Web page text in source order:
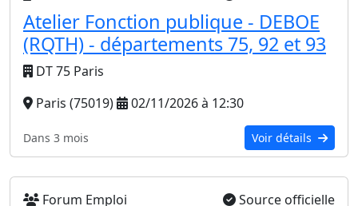
Atelier Fonction publique - DEBOE
(RQTH) - départements 75, 92 et 93
DT 75 Paris
Paris (75019)
02/11/2026 à 12:30
Dans 3 mois Voir détails
Forum Emploi Source officielle